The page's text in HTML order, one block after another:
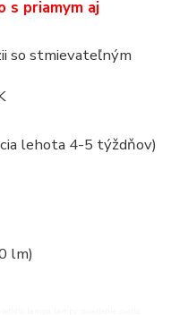
s priamym aj
so stmievateľným
lehota 4-5 týždňov)
lm)